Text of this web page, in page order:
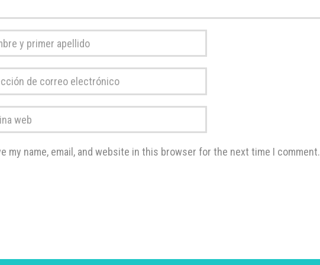
*
*
my name, email, and website in this browser for the next time I comment.